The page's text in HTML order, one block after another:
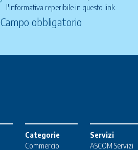
l'informativa reperibile in questo link
Campo obbligatorio
Categorie
Commercio
Servizi
ASCOM Servizi